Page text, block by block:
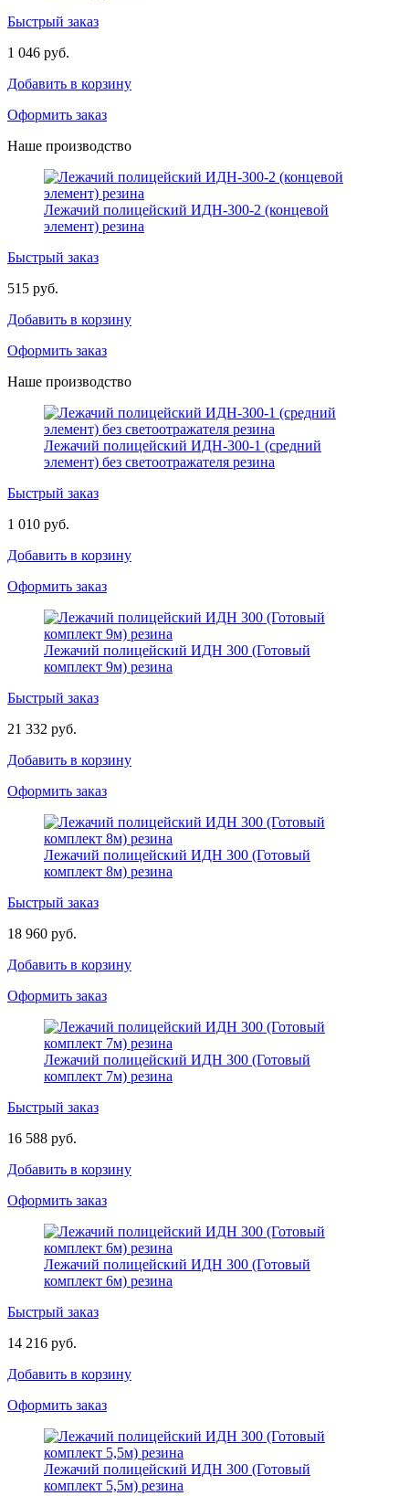
Быстрый заказ
1 046 руб.
Добавить в корзину
Оформить заказ
Наше производство
Лежачий полицейский ИДН-300-2 (концевой
элемент) резина
Быстрый заказ
515 руб.
Добавить в корзину
Оформить заказ
Наше производство
Лежачий полицейский ИДН-300-1 (средний
элемент) без светоотражателя резина
Быстрый заказ
1 010 руб.
Добавить в корзину
Оформить заказ
Лежачий полицейский ИДН 300 (Готовый
комплект 9м) резина
Быстрый заказ
21 332 руб.
Добавить в корзину
Оформить заказ
Лежачий полицейский ИДН 300 (Готовый
комплект 8м) резина
Быстрый заказ
18 960 руб.
Добавить в корзину
Оформить заказ
Лежачий полицейский ИДН 300 (Готовый
комплект 7м) резина
Быстрый заказ
16 588 руб.
Добавить в корзину
Оформить заказ
Лежачий полицейский ИДН 300 (Готовый
комплект 6м) резина
Быстрый заказ
14 216 руб.
Добавить в корзину
Оформить заказ
Лежачий полицейский ИДН 300 (Готовый
комплект 5,5м) резина